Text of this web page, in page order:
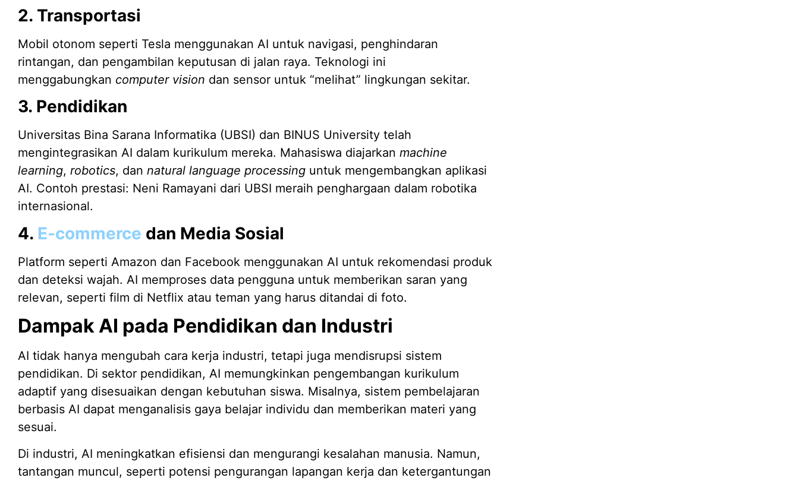
2. Transportasi
Mobil otonom seperti Tesla menggunakan AI untuk navigasi, penghindaran
rintangan, dan pengambilan keputusan di jalan raya. Teknologi ini
menggabungkan computer vision dan sensor untuk “melihat” lingkungan sekitar.
3. Pendidikan
Universitas Bina Sarana Informatika (UBSI) dan BINUS University telah
mengintegrasikan AI dalam kurikulum mereka. Mahasiswa diajarkan machine
learning, robotics, dan natural language processing untuk mengembangkan aplikasi
AI. Contoh prestasi: Neni Ramayani dari UBSI meraih penghargaan dalam robotika
internasional.
4. E-commerce dan Media Sosial
Platform seperti Amazon dan Facebook menggunakan AI untuk rekomendasi produk
dan deteksi wajah. AI memproses data pengguna untuk memberikan saran yang
relevan, seperti film di Netflix atau teman yang harus ditandai di foto.
Dampak AI pada Pendidikan dan Industri
AI tidak hanya mengubah cara kerja industri, tetapi juga mendisrupsi sistem
pendidikan. Di sektor pendidikan, AI memungkinkan pengembangan kurikulum
adaptif yang disesuaikan dengan kebutuhan siswa. Misalnya, sistem pembelajaran
berbasis AI dapat menganalisis gaya belajar individu dan memberikan materi yang
sesuai.
Di industri, AI meningkatkan efisiensi dan mengurangi kesalahan manusia. Namun,
tantangan muncul, seperti potensi pengurangan lapangan kerja dan ketergantungan